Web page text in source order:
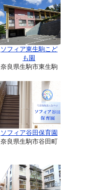
ソフィア東生駒こど
も園
奈良県生駒市東生駒
ソフィア谷田保育園
奈良県生駒市谷田町